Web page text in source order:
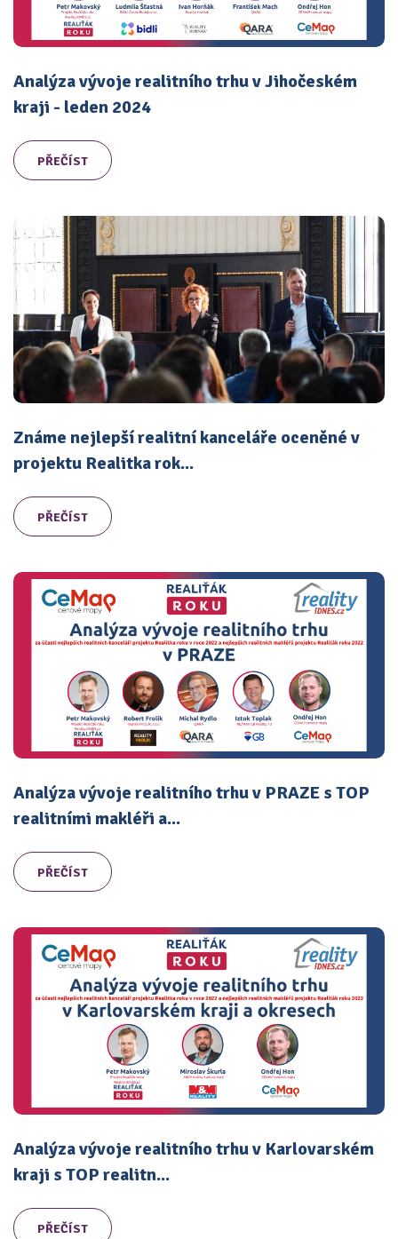
Analýza vývoje realitního trhu v Jihočeském
kraji - leden 2024
PŘEČÍST
Známe nejlepší realitní kanceláře oceněné v
projektu Realitka rok...
PŘEČÍST
Analýza vývoje realitního trhu v PRAZE s TOP
realitními makléři a...
PŘEČÍST
Analýza vývoje realitního trhu v Karlovarském
kraji s TOP realitn...
PŘEČÍST